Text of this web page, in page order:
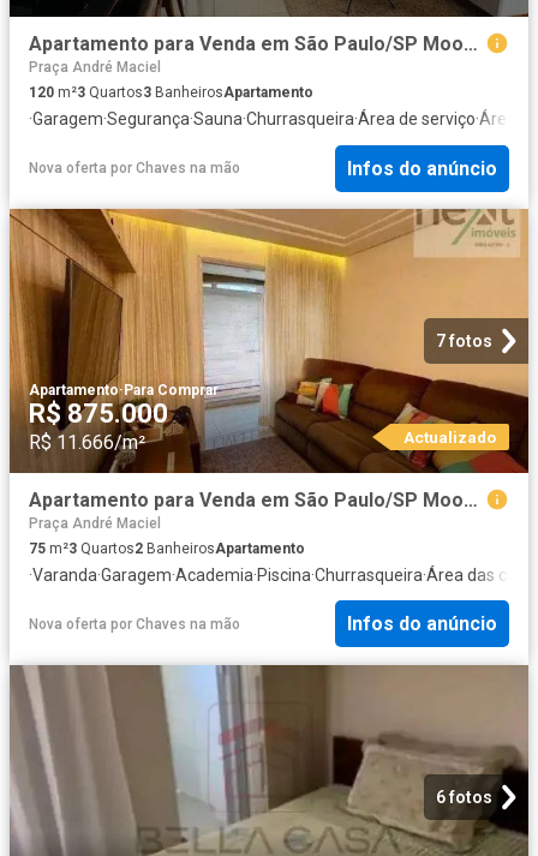
Apartamento para Venda em São Paulo/SP Mooca 3 Quartos
Praça André Maciel
120 m²3 Quartos3 BanheirosApartamento
·Garagem·Segurança·Sauna·Churrasqueira·Área de serviço·Área
Nova oferta por Chaves na mão Infos do anúncio
7 fotos
Apartamento·Para Comprar
R$ 875.000
R$ 11.666/m² Actualizado
Apartamento para Venda em São Paulo/SP Mooca 3 Quartos
Praça André Maciel
75 m²3 Quartos2 BanheirosApartamento
·Varanda·Garagem·Academia·Piscina·Churrasqueira·Área das
Nova oferta por Chaves na mão Infos do anúncio
6 fotos